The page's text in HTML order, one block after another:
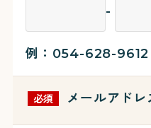
-
例：054-628-9612
必須 メールアドレ